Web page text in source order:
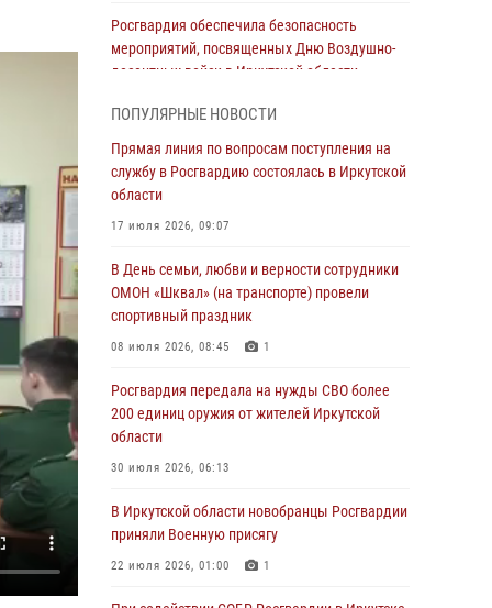
Росгвардия обеспечила безопасность
мероприятий, посвященных Дню Воздушно-
десантных войск в Иркутской области
Росгвардейцы из Братска присоединились к
донорской акции «От сердца к сердцу»
(видео)
31 июля 2026, 04:37
Сотрудники Росгвардии нашли и вернули
родственникам пропавшую пожилую
женщину в Иркутске
30 июля 2026, 07:37
Росгвардия передала на нужды СВО более
200 единиц оружия от жителей Иркутской
области
30 июля 2026, 06:13
При силовой поддержке СОБР Росгвардии в
Иркутской области провели рейды по
соблюдению миграционного
ПОПУЛЯРНЫЕ НОВОСТИ
Прямая линия по вопросам поступления на
службу в Росгвардию состоялась в Иркутской
области
17 июля 2026, 09:07
В День семьи, любви и верности сотрудники
ОМОН «Шквал» (на транспорте) провели
спортивный праздник
08 июля 2026, 08:45 1
Росгвардия передала на нужды СВО более
200 единиц оружия от жителей Иркутской
области
30 июля 2026, 06:13
В Иркутской области новобранцы Росгвардии
приняли Военную присягу
22 июля 2026, 01:00 1